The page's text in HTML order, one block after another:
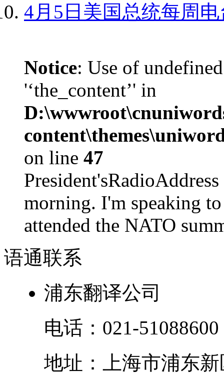
4月5日美国总统每周
Notice: Use of
'‘the_content’' in
on line 47
morning. I'm speaking
attended the NATO
语通联系
浦东翻译公司
电话： 021-51088600
地址：
上海市浦东新